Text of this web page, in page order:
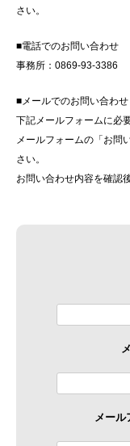
さい。
■電話でのお問い合わせ
事務所：0869-93-3386
■メールでのお問い合わせ
下記メールフォームに必
メールフォームの「お問
さい。
お問い合わせ内容を確認
メール